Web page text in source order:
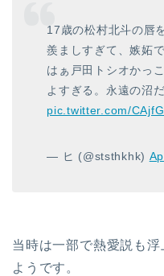
17歳の松村北斗の唇
羨ましすぎて、嫉妬
はぁ戸田トシオかっ
よすぎる。永遠の沼
pic.twitter.com/
— ヒ (@ststhkhk)
当時は一部で熱愛説も
ようです。